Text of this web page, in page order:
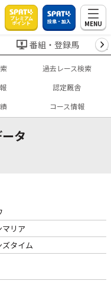
プレミアム
ポイント 投票・加入 MENU
番組・登録馬
過去レース検索
認定厩舎
コース情報
タ
マリア
ズタイム